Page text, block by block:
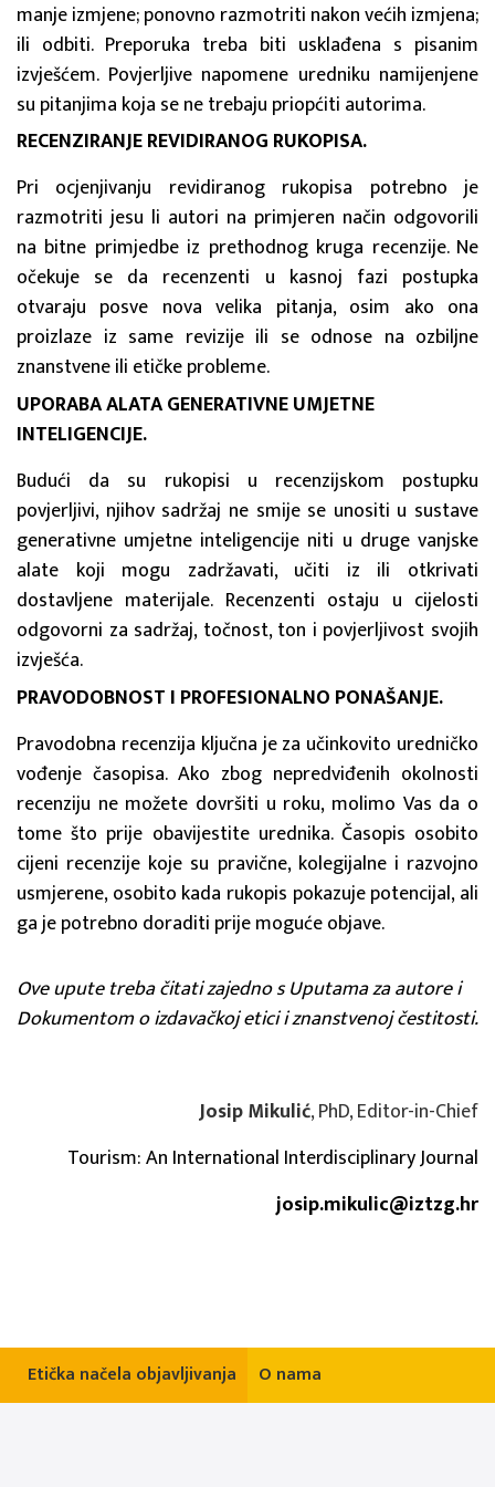
manje izmjene; ponovno razmotriti nakon većih izmjena;
ili odbiti. Preporuka treba biti usklađena s pisanim
izvješćem. Povjerljive napomene uredniku namijenjene
su pitanjima koja se ne trebaju priopćiti autorima.
RECENZIRANJE REVIDIRANOG RUKOPISA.
Pri ocjenjivanju revidiranog rukopisa potrebno je
razmotriti jesu li autori na primjeren način odgovorili
na bitne primjedbe iz prethodnog kruga recenzije. Ne
očekuje se da recenzenti u kasnoj fazi postupka
otvaraju posve nova velika pitanja, osim ako ona
proizlaze iz same revizije ili se odnose na ozbiljne
znanstvene ili etičke probleme.
UPORABA ALATA GENERATIVNE UMJETNE
INTELIGENCIJE.
Budući da su rukopisi u recenzijskom postupku
povjerljivi, njihov sadržaj ne smije se unositi u sustave
generativne umjetne inteligencije niti u druge vanjske
alate koji mogu zadržavati, učiti iz ili otkrivati
dostavljene materijale. Recenzenti ostaju u cijelosti
odgovorni za sadržaj, točnost, ton i povjerljivost svojih
izvješća.
PRAVODOBNOST I PROFESIONALNO PONAŠANJE.
Pravodobna recenzija ključna je za učinkovito uredničko
vođenje časopisa. Ako zbog nepredviđenih okolnosti
recenziju ne možete dovršiti u roku, molimo Vas da o
tome što prije obavijestite urednika. Časopis osobito
cijeni recenzije koje su pravične, kolegijalne i razvojno
usmjerene, osobito kada rukopis pokazuje potencijal, ali
ga je potrebno doraditi prije moguće objave.
Ove upute treba čitati zajedno s Uputama za autore i
Dokumentom o izdavačkoj etici i znanstvenoj čestitosti.
Josip Mikulić, PhD, Editor-in-Chief
Tourism: An International Interdisciplinary Journal
josip.mikulic@iztzg.hr
Etička načela objavljivanja O nama